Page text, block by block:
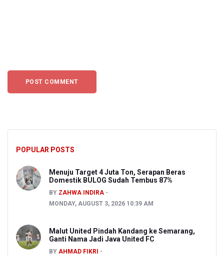
POPULAR POSTS
Menuju Target 4 Juta Ton, Serapan Beras
Domestik BULOG Sudah Tembus 87%
BY ZAHWA INDIRA
MONDAY, AUGUST 3, 2026 10:39 AM
Malut United Pindah Kandang ke Semarang,
Ganti Nama Jadi Java United FC
BY AHMAD FIKRI